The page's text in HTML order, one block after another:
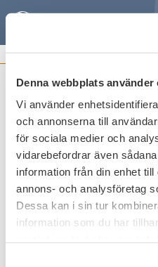
Denna webbplats använder
Vi använder
och annonserna till
för sociala medier och
vidarebefordrar även
information från din enhet
annons- och analysföretag
Dessa kan i sin tur
information som du har
Protokoll nr 5 2015
Publicerat den25 september
Skriv ut